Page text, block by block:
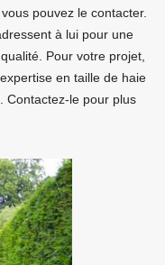
pouvez le contacter.
à lui pour une
Pour votre projet,
en taille de haie
Contactez-le pour plus